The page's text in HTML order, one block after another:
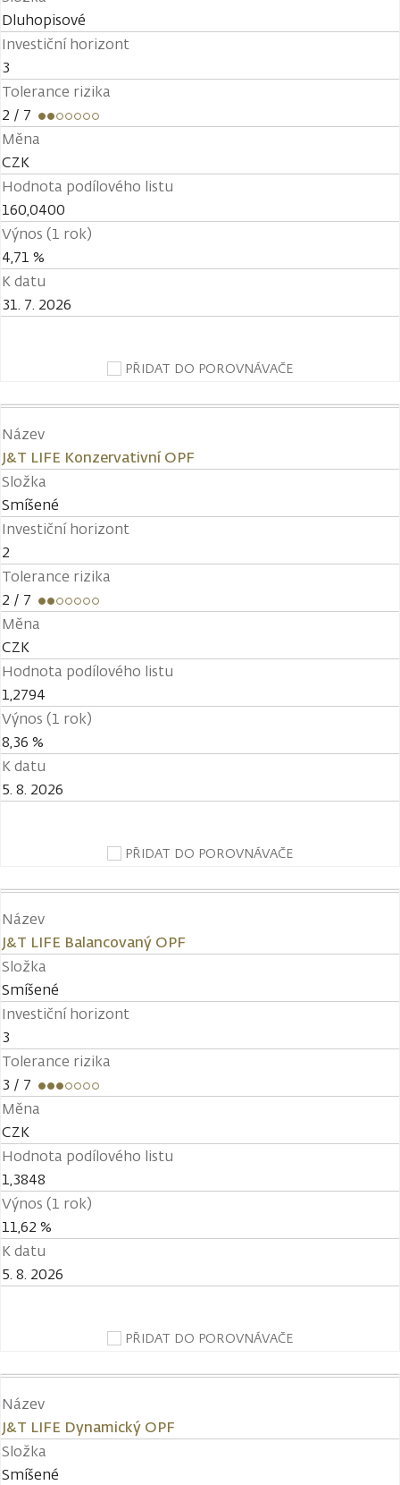
Dluhopisové
Investiční horizont
3
Tolerance rizika
2 / 7
Měna
CZK
Hodnota podílového listu
160,0400
Výnos (1 rok)
4,71 %
K datu
31. 7. 2026
PŘIDAT DO POROVNÁVAČE
Název
J&T LIFE Konzervativní OPF
Složka
Smíšené
Investiční horizont
2
Tolerance rizika
2 / 7
Měna
CZK
Hodnota podílového listu
1,2794
Výnos (1 rok)
8,36 %
K datu
5. 8. 2026
PŘIDAT DO POROVNÁVAČE
Název
J&T LIFE Balancovaný OPF
Složka
Smíšené
Investiční horizont
3
Tolerance rizika
3 / 7
Měna
CZK
Hodnota podílového listu
1,3848
Výnos (1 rok)
11,62 %
K datu
5. 8. 2026
PŘIDAT DO POROVNÁVAČE
Název
J&T LIFE Dynamický OPF
Složka
Smíšené